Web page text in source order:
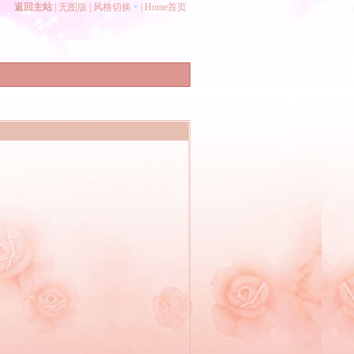
返回主站 无图版 风格切换 Home首页